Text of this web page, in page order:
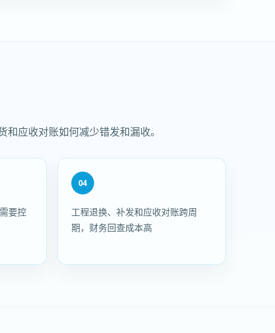
应收对账如何减少错发和漏收。
要控
04
工程退换、补发和应收对账跨周
期，财务回查成本高